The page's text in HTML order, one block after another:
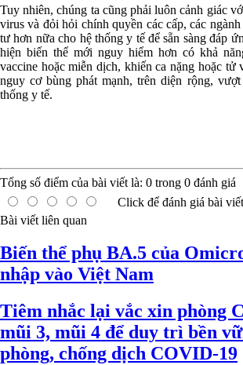
Tuy nhiên, chúng ta cũng phải luôn cảnh giác
virus và đỏi hỏi chính quyền các cấp, các
tư hơn nữa cho hệ thống y tế để sẵn sàng đáp
hiện biến thể mới nguy hiểm hơn có khả
vaccine hoặc miễn dịch, khiến ca nặng hoặc tử
nguy cơ bùng phát mạnh, trên diện rộng,
thống y tế.
Tổng số điểm của bài viết là: 0 trong 0 đánh giá
Click để đánh giá bài viết
Bài viết liên quan
Biến thể phụ BA.5 của
nhập vào Việt Nam
Tiêm nhắc lại vắc xin phòng
mũi 3, mũi 4 để duy trì bền
phòng, chống dịch COVID-19